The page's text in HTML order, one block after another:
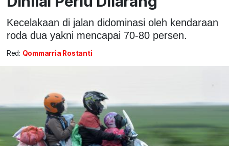
Kecelakaan di jalan didominasi oleh kendaraan
roda dua yakni mencapai 70-80 persen.
Red: Qommarria Rostanti